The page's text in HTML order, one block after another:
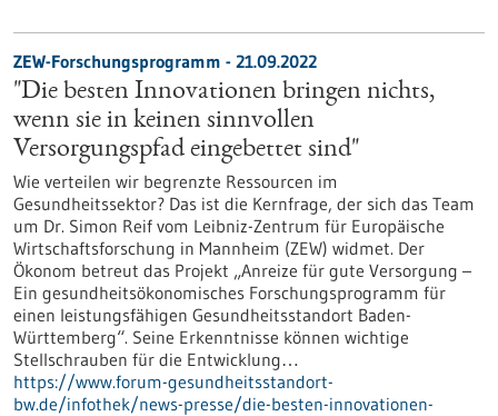
ZEW-Forschungsprogramm - 21.09.2022
"Die besten Innovationen bringen nichts,
wenn sie in keinen sinnvollen
Versorgungspfad eingebettet sind"
Wie verteilen wir begrenzte Ressourcen im
Gesundheitssektor? Das ist die Kernfrage, der sich das Team
um Dr. Simon Reif vom Leibniz-Zentrum für Europäische
Wirtschaftsforschung in Mannheim (ZEW) widmet. Der
Ökonom betreut das Projekt „Anreize für gute Versorgung –
Ein gesundheitsökonomisches Forschungsprogramm für
einen leistungsfähigen Gesundheitsstandort Baden-
Württemberg“. Seine Erkenntnisse können wichtige
Stellschrauben für die Entwicklung…
https://www.forum-gesundheitsstandort-
bw.de/infothek/news-presse/die-besten-innovationen-